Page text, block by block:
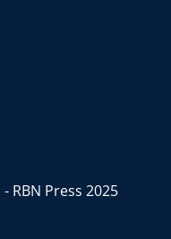
RBN Press 2025